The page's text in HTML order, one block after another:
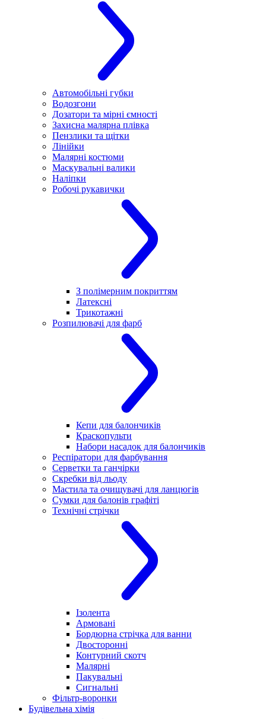
Автомобільні губки
Водозгони
Дозатори та мірні ємності
Захисна малярна плівка
Пензлики та щітки
Лінійки
Малярні костюми
Маскувальні валики
Наліпки
Робочі рукавички
З полімерним покриттям
Латексні
Трикотажні
Розпилювачі для фарб
Кепи для балончиків
Краскопульти
Набори насадок для балончиків
Респіратори для фарбування
Серветки та ганчірки
Скребки від льоду
Мастила та очищувачі для ланцюгів
Сумки для балонів графіті
Технічні стрічки
Ізолента
Армовані
Бордюрна стрічка для ванни
Двосторонні
Контурний скотч
Малярні
Пакувальні
Сигнальні
Фільтр-воронки
Будівельна хімія